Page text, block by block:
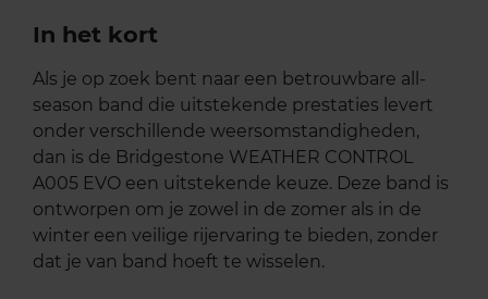
In het kort
Als je op zoek bent naar een betrouwbare all-
season band die uitstekende prestaties levert
onder verschillende weersomstandigheden,
dan is de Bridgestone WEATHER CONTROL
A005 EVO een uitstekende keuze. Deze band is
ontworpen om je zowel in de zomer als in de
winter een veilige rijervaring te bieden, zonder
dat je van band hoeft te wisselen.